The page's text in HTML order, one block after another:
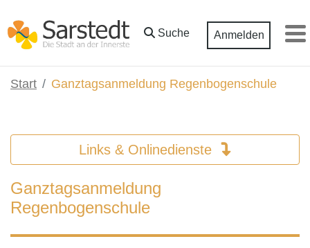
Suche
Anmelden
Start Ganztagsanmeldung Regenbogenschule
Links & Onlinedienste
Ganztagsanmeldung
Regenbogenschule